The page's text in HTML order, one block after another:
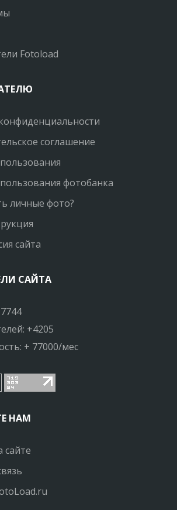
Fotoload
соглашение
фотобанка
личные фото?
сайта
САЙТА
+4205
+ 77000/мес
НАМ
сайте